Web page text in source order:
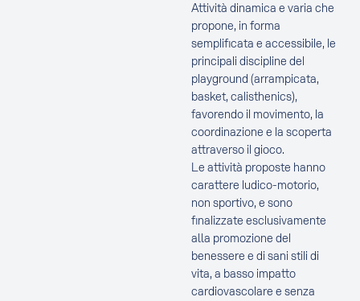
Attività dinamica e varia che
propone, in forma
semplificata e accessibile, le
principali discipline del
playground (arrampicata,
basket, calisthenics),
favorendo il movimento, la
coordinazione e la scoperta
attraverso il gioco.
Le attività proposte hanno
carattere ludico-motorio,
non sportivo, e sono
finalizzate esclusivamente
alla promozione del
benessere e di sani stili di
vita, a basso impatto
cardiovascolare e senza